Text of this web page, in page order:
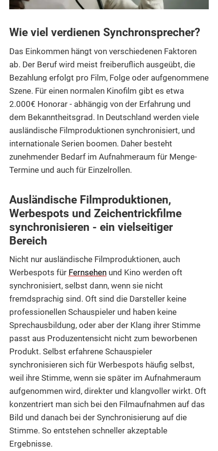
Wie viel verdienen Synchronsprecher?
Das Einkommen hängt von verschiedenen Faktoren
ab. Der Beruf wird meist freiberuflich ausgeübt, die
Bezahlung erfolgt pro Film, Folge oder aufgenommene
Szene. Für einen normalen Kinofilm gibt es etwa
2.000€ Honorar - abhängig von derErfahrung und
dem Bekanntheitsgrad. In Deutschland werden viele
ausländische Filmproduktionen synchronisiert, und
internationale Serien boomen. Daher besteht
zunehmender Bedarf im Aufnahmeraum für Menge-
Termine und auch für Einzelrollen.
Ausländische Filmproduktionen,
Werbespots und Zeichentrickfilme
synchronisieren - ein vielseitiger
Bereich
Nicht nur ausländische Filmproduktionen, auch
Werbespots für Fernsehenund Kino werden oft
synchronisiert, selbst dann, wenn sie nicht
fremdsprachig sind. Oft sind die Darsteller keine
professionellen Schauspieler und haben keine
Sprechausbildung, oder aber der Klang ihrer Stimme
passt aus Produzentensicht nicht zum beworbenen
Produkt. Selbst erfahrene Schauspieler
synchronisieren sich für Werbespots häufig selbst,
weil ihre Stimme, wenn sie später im Aufnahmeraum
aufgenommen wird, direkter und klangvoller wirkt. Oft
konzentriert man sich bei den Filmaufnahmen auf das
Bild und danach bei der Synchronisierung auf die
Stimme. So entstehen schneller akzeptable
Ergebnisse.